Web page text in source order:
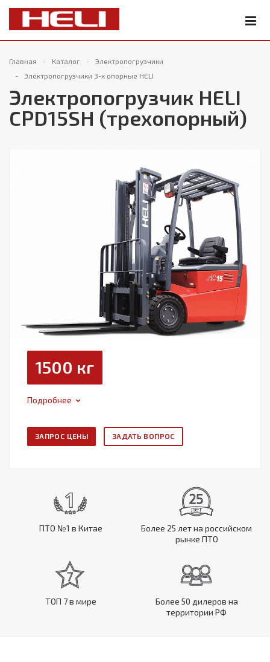
Главная Каталог
Электропогрузчики
Электропогрузчики 3-х опорные HELI
Электропогрузчик HELI
CPD15SH (трехопорный)
1500 кг
Подробнее
ЗАПРОС ЦЕНЫ ЗАДАТЬ ВОПРОС
ПТО №1 в Китае
Более 25 лет на российском
рынке ПТО
ТОП 7 в мире
Более 50 дилеров на
территории РФ